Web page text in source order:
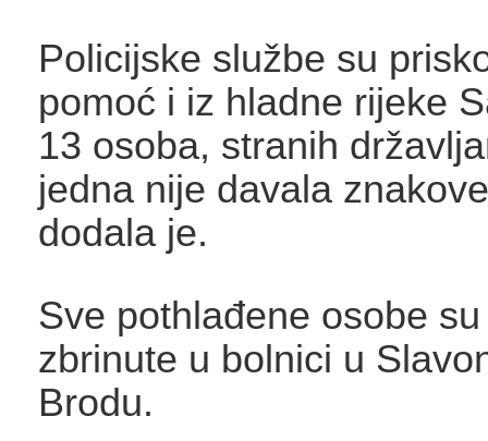
Policijske službe su
pomoć i iz hladne rijeke
13 osoba, stranih
jedna nije davala
dodala je.
Sve pothlađene osobe
zbrinute u bolnici u
Brodu.